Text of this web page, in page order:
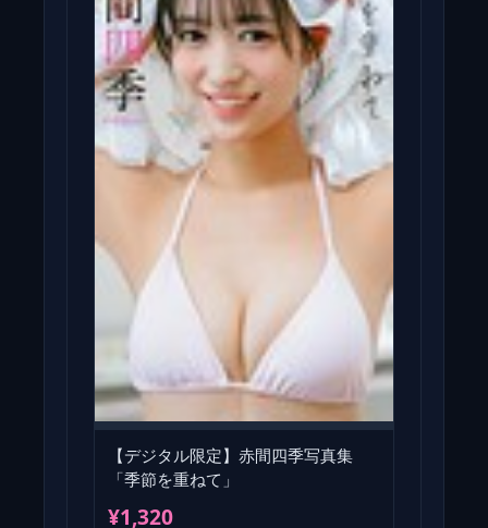
【デジタル限定】赤間四季写真集
「季節を重ねて」
¥1,320